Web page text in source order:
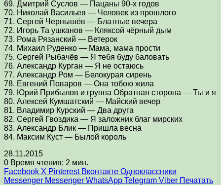
69. Дмитрий Суслов — Пацаны 90-х годов
70. Николай Васильев — Человек из прошлого
71. Сергей Чернышёв — Блатные вечера
72. Игорь Та ушканов — Кляксой чёрный дым
73. Рома Рязанский — Ветерок
74. Михаил Руденко — Мама, мама прости
75. Сергей Рыбачёв — Я тебя буду баловать
76. Александр Курган — Я не остаюсь
77. Александр Ром — Белокурая сирень
78. Евгений Поваров — Она тобою жила
79. Юрий Прибылов и группа Обратная сторона — Ты и я
80. Алексей Кумшатский — Майский вечер
81. Владимир Курский — Два друга
82. Сергей Гвоздика — Я заложник благ мирских
83. Александр Блик — Пришла весна
84. Максим Куст — Былой король
28.11.2015
0 Время чтения: 2 мин.
Facebook X Pinterest Вконтакте Одноклассники
Messenger Messenger WhatsApp Telegram Viber Печатать